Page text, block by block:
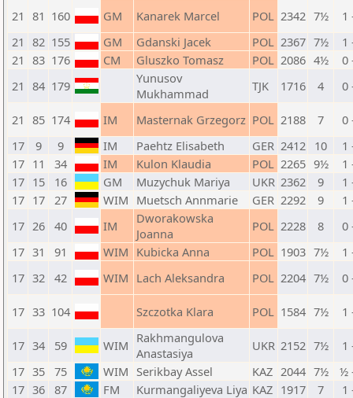
21 81 160 GM Kanarek Marcel POL 2342 7½
1
21 82 155 GM Gdanski Jacek POL 2367 7½
1
21 83 176 CM Gluszko Tomasz POL 2086 4½
0
21 84 179
Yunusov
Mukhammad
TJK 1716 4 0
21 85 174 IM Masternak Grzegorz POL 2188 7
0
17
9 9 IM Paehtz Elisabeth GER 2412 10
1
17 11 34 IM Kulon Klaudia POL 2265 9½
1
17 15 16 GM Muzychuk Mariya UKR 2362 9
1
17 17 27 WIM Muetsch Annmarie GER 2292 9
1
17 26 40 IM
Dworakowska
Joanna
POL 2228 8
0
17 31 91 WIM Kubicka Anna POL 1903 7½
1
17 32 42 WIM Lach Aleksandra POL 2204 7½ 0
17 33 104 Szczotka Klara POL 1584 7½ 1
17 34 59 WIM Rakhmangulova
Anastasiya
UKR 2152 7½
1
17 35 75 WIM Serikbay Assel KAZ 2044 7½
½
17 36 87 FM Kurmangaliyeva Liya KAZ 1917 7
1